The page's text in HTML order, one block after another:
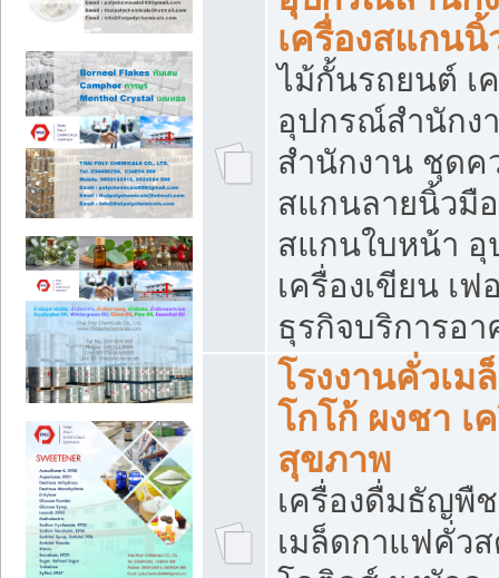
เครื่องสแกนนิ้
ไม้กั้นรถยนต์ เ
อุปกรณ์สำนักง
สำนักงาน ชุดค
สแกนลายนิ้วมื
สแกนใบหน้า
เครื่องเขียน เ
ธุรกิจบริการอ
โรงงานคั่วเม
โกโก้ ผงชา เ
สุขภาพ
เครื่องดื่มธัญพื
เมล็ดกาแฟคั่ว